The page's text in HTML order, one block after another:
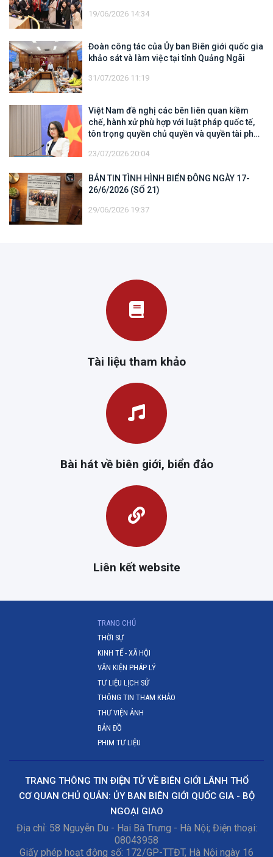
19/06/2026 14:34
Đoàn công tác của Ủy ban Biên giới quốc gia
khảo sát và làm việc tại tỉnh Quảng Ngãi
31/07/2026 11:19
Việt Nam đề nghị các bên liên quan kiềm
chế, hành xử phù hợp với luật pháp quốc tế,
tôn trọng quyền chủ quyền và quyền tài phán
địa của quốc gia ven biển
23/07/2026 20:04
BẢN TIN TÌNH HÌNH BIỂN ĐÔNG NGÀY 17-
26/6/2026 (SỐ 21)
29/06/2026 19:37
Tài liệu tham khảo
Bài hát về biên giới, biển đảo
Liên kết website
TRANG CHỦ(CURRENT)
THỜI SỰ
KINH TẾ - XÃ HỘI
VĂN KIỆN PHÁP LÝ
TƯ LIỆU LỊCH SỬ
THÔNG TIN THAM KHẢO
THƯ VIỆN ẢNH
BẢN ĐỒ
PHIM TƯ LIỆU
TRANG THÔNG TIN ĐIỆN TỬ VỀ BIÊN GIỚI LÃNH THỔ
CƠ QUAN CHỦ QUẢN: ỦY BAN BIÊN GIỚI QUỐC GIA - BỘ
NGOẠI GIAO
Địa chỉ: 58 Nguyễn Du - Hai Bà Trưng - Hà Nội; Điện thoại:
08043958
Giấy phép hoạt động số: 172/GP-TTĐT, Hà Nội ngày 16